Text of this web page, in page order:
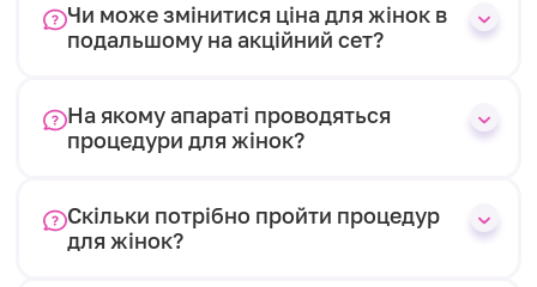
Чи може змінитися ціна для жінок в
подальшому на акційний сет?
На якому апараті проводяться
процедури для жінок?
Скільки потрібно пройти процедур
для жінок?